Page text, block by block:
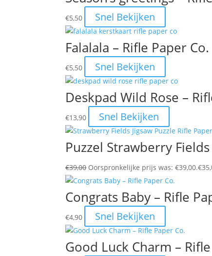
€5,50 Snel Bekijken
Falalala – Rifle Paper Co.
€5,50 Snel Bekijken
Deskpad Wild Rose –
€13,90 Snel Bekijken
Puzzel Strawberry
€39,00 Oorspronkelijke prijs was: €39,00.€
Congrats Baby – Rifle
€4,90 Snel Bekijken
Good Luck Charm –